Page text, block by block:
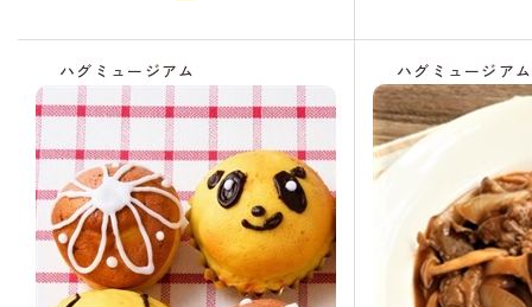
ハグミュージアム ハグミュージアム